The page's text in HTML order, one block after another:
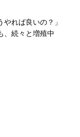
れば良いの？」
、続々と増殖中